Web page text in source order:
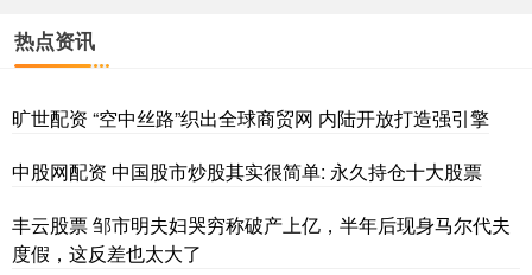
热点资讯
旷世配资 “空中丝路”织出全球商贸网 内陆开放打造强引擎
中股网配资 中国股市炒股其实很简单: 永久持仓十大股票
丰云股票 邹市明夫妇哭穷称破产上亿，半年后现身马尔代夫
度假，这反差也太大了